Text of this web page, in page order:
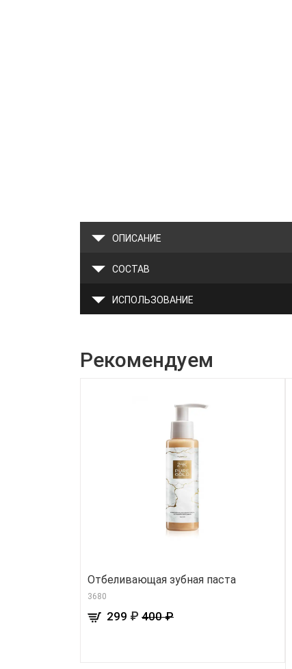
ОПИСАНИЕ
СОСТАВ
ИСПОЛЬЗОВАНИЕ
Рекомендуем
Отбеливающая зубная паста
3680
299 ₽ 400 ₽